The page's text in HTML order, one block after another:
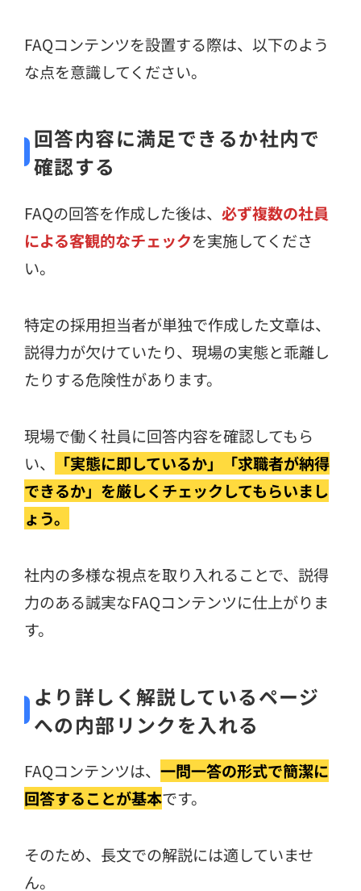
FAQコンテンツを設置する際は、以下のよう
な点を意識してください。
回答内容に満足できるか社内で
確認する
FAQの回答を作成した後は、 必ず複数の社員
による客観的なチェックを実施してくださ
い。
特定の採用担当者が単独で作成した文章は、
説得力が欠けていたり、現場の実態と乖離し
たりする危険性があります。
現場で働く社員に回答内容を確認してもら
い、
「実態に即しているか」「求職者が納得
できるか」を厳しくチェックしてもらいまし
ょう。
社内の多様な視点を取り入れることで、説得
力のある誠実なFAQコンテンツに仕上がりま
す。
より詳しく解説しているページ
への内部リンクを入れる
FAQコンテンツは、 一問一答の形式で簡潔に
回答することが基本です。
そのため、長文での解説には適していませ
ん。